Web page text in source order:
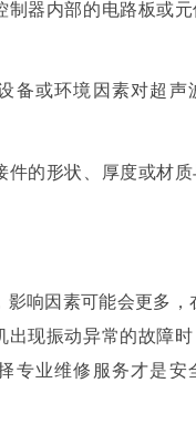
制器内部的电路板或
备或环境因素对超声
件的形状、厚度或材
影响因素可能会更多，
出现振动异常的故障
专业维修服务才是安